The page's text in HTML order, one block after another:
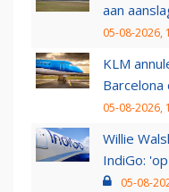
aan
05-08-2026,
KLM
05-08-2026,
Willie
IndiGo:
05-08-